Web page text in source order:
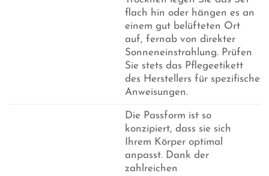
flach hin oder hängen es an
einem gut belüfteten Ort
auf, fernab von direkter
Sonneneinstrahlung. Prüfen
Sie stets das Pflegeetikett
des Herstellers für spezifische
Anweisungen.
Die Passform ist so
konzipiert, dass sie sich
Ihrem Körper optimal
anpasst. Dank der
zahlreichen